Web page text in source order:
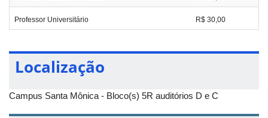
Professor Universitário R$ 30,00
Localização
Campus Santa Mônica - Bloco(s) 5R auditórios D e C